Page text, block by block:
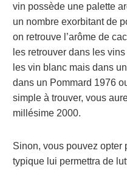
vin possède une palette
un nombre exorbitant de
on retrouve l’arôme de
les retrouver dans les
les vin blanc mais dans
dans un Pommard 1976
simple à trouver, vous
millésime 2000.
Sinon, vous pouvez opter
typique lui permettra de